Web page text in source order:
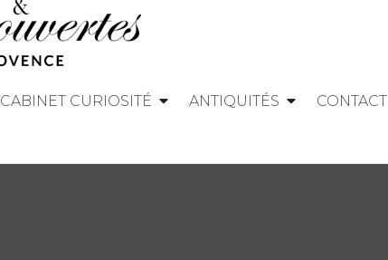
CABINET CURIOSITÉ ANTIQUITÉS CONTACT